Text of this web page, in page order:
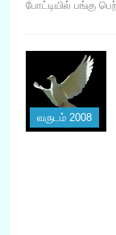
போட்டியில் பங்கு
வருடம் 2008